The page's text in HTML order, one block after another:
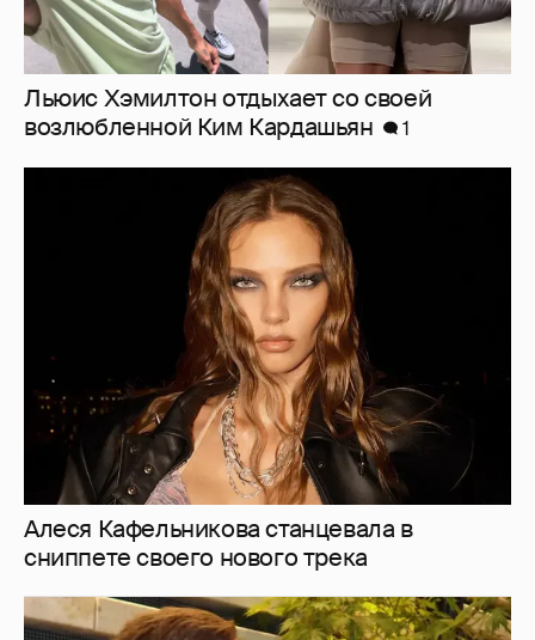
Алеся Кафельникова станцевала в
сниппете своего нового трека